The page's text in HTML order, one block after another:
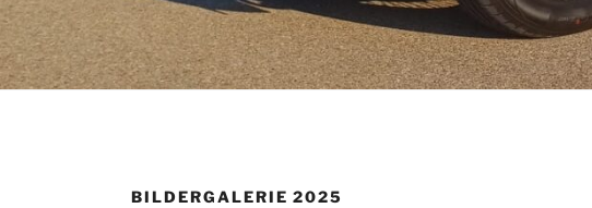
BILDERGALERIE 2025